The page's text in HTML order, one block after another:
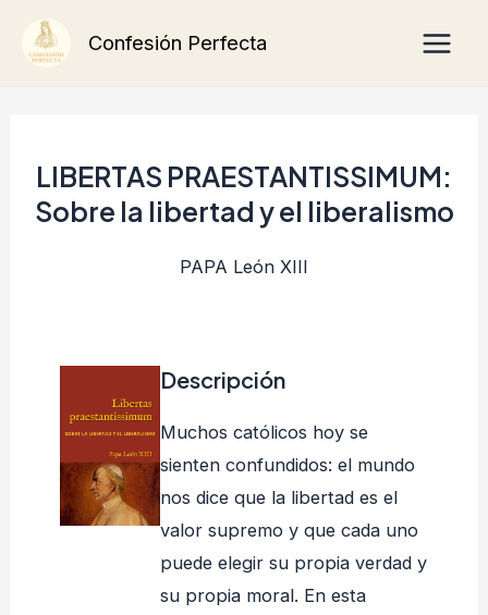
Confesión Perfecta
LIBERTAS PRAESTANTISSIMUM:
Sobre la libertad y el liberalismo
PAPA León XIII
Descripción
Muchos católicos hoy se
sienten confundidos: el mundo
nos dice que la libertad es el
valor supremo y que cada uno
puede elegir su propia verdad y
su propia moral. En esta